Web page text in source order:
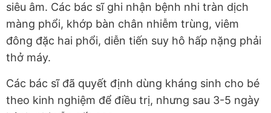
siêu âm. Các bác sĩ ghi nhận bệnh nhi tràn dịch
màng phổi, khớp bàn chân nhiễm trùng, viêm
đông đặc hai phổi, diễn tiến suy hô hấp nặng phải
thở máy.
Các bác sĩ đã quyết định dùng kháng sinh cho bé
theo kinh nghiệm để điều trị, nhưng sau 3-5 ngày